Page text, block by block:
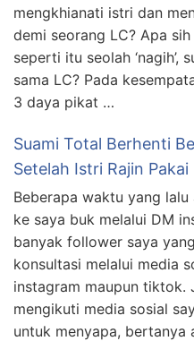
mengkhianati istri dan
demi seorang LC? Apa
seperti itu seolah ‘nagih’,
sama LC? Pada
3 daya pikat …
Suami Total Berhenti
Setelah Istri Rajin Pakai
Beberapa waktu yang
ke saya buk melalui DM
banyak follower saya
konsultasi melalui media
instagram maupun tiktok.
mengikuti media sosial
untuk menyapa, bertanya